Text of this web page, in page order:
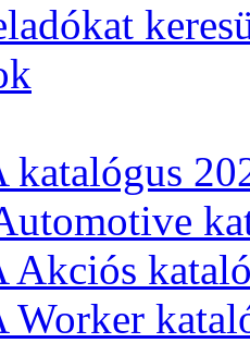
katalógus
Akciós
Worker